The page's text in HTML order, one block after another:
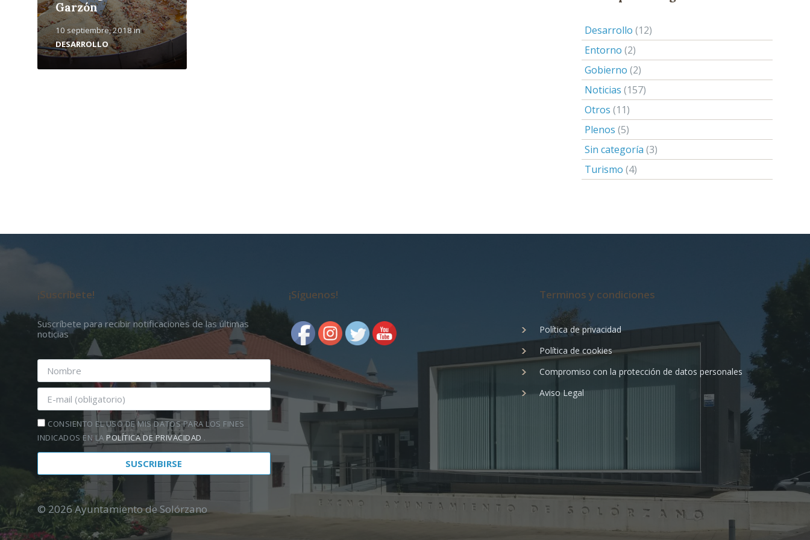
Garzón
10 septiembre, 2018in
DESARROLLO
Desarrollo (12)
Entorno (2)
Gobierno (2)
Noticias (157)
Otros (11)
Plenos (5)
Sin categoría (3)
Turismo (4)
¡Suscríbete!
Suscríbete para recibir notificaciones de las últimas
noticias
CONSIENTO EL USO DE MIS DATOS PARA LOS FINES
INDICADOS EN LAPOLÍTICA DE PRIVACIDAD .
¡Síguenos! Terminos y condiciones
Política de privacidad
Política de cookies
Compromiso con la protección de datos personales
Aviso Legal
© 2026 Ayuntamiento de Solórzano